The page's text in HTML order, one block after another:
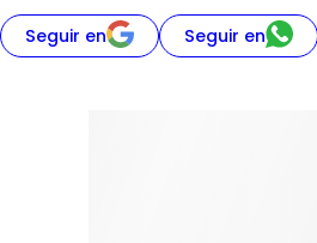
Seguir en Seguir en